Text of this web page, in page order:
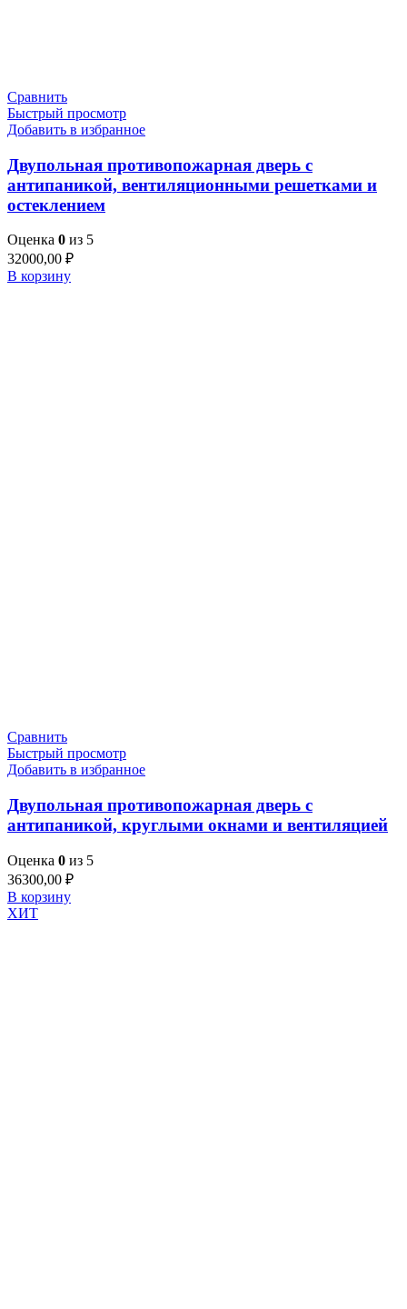
Сравнить
Быстрый просмотр
Добавить в избранное
Двупольная противопожарная дверь с
антипаникой, вентиляционными решетками и
остеклением
Оценка 0 из 5
32000,00 ₽
В корзину
Сравнить
Быстрый просмотр
Добавить в избранное
Двупольная противопожарная дверь с
антипаникой, круглыми окнами и вентиляцией
Оценка 0 из 5
36300,00 ₽
В корзину
ХИТ